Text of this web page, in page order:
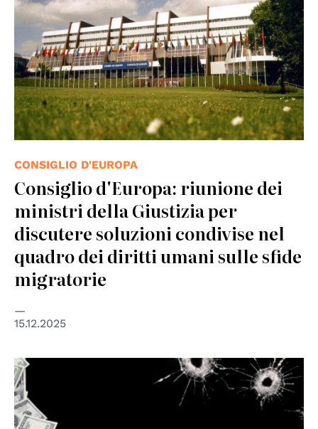
CONSIGLIO D'EUROPA
Consiglio d'Europa: riunione dei
ministri della Giustizia per
discutere soluzioni condivise nel
quadro dei diritti umani sulle sfide
migratorie
15.12.2025